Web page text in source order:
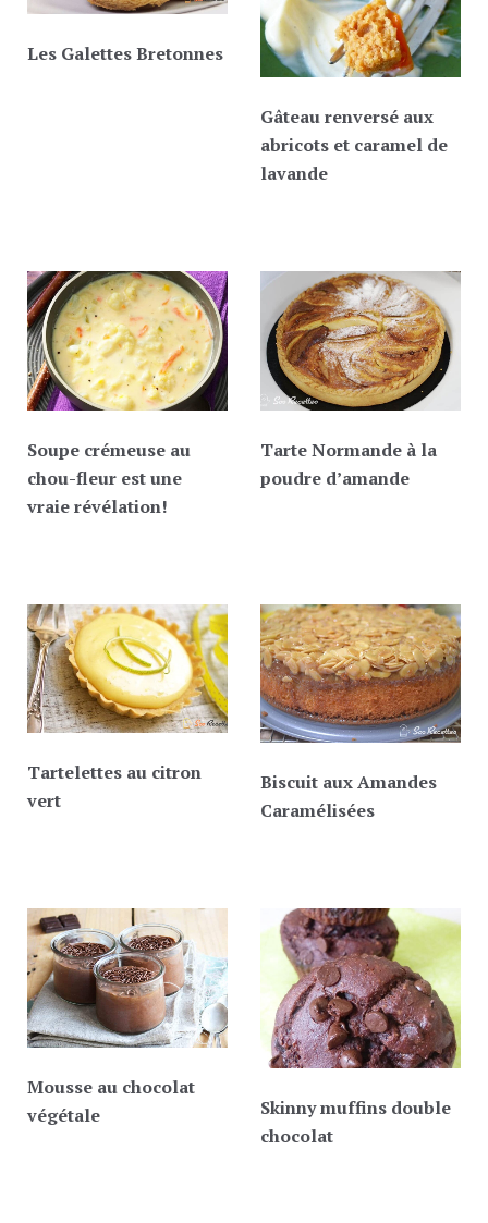
Les Galettes Bretonnes
Gâteau renversé aux
abricots et caramel de
lavande
Soupe crémeuse au
chou-fleur est une
vraie révélation!
Tarte Normande à la
poudre d’amande
Tartelettes au citron
vert
Biscuit aux Amandes
Caramélisées
Mousse au chocolat
végétale
Skinny muffins double
chocolat